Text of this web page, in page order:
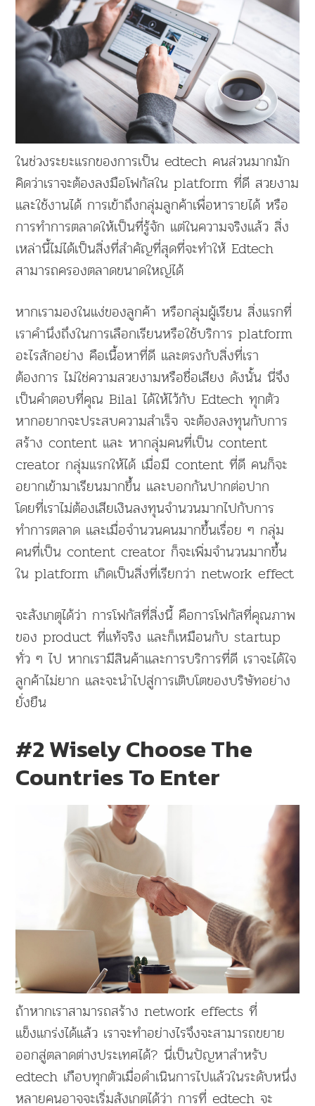
ในช่วงระยะแรกของการเป็น edtech คนส่วนมากมัก
คิดว่าเราจะต้องลงมือโฟกัสใน platform ที่ดี สวยงาม
และใช้งานได้ การเข้าถึงกลุ่มลูกค้าเพื่อหารายได้ หรือ
การทำการตลาดให้เป็นที่รู้จัก แต่ในความจริงแล้ว สิ่ง
เหล่านี้ไม่ได้เป็นสิ่งที่สำคัญที่สุดที่จะทำให้ Edtech
สามารถครองตลาดขนาดใหญ่ได้
หากเรามองในแง่ของลูกค้า หรือกลุ่มผู้เรียน สิ่งแรกที่
เราคำนึงถึงในการเลือกเรียนหรือใช้บริการ platform
อะไรสักอย่าง คือเนื้อหาที่ดี และตรงกับสิ่งที่เรา
ต้องการ ไม่ใช่ความสวยงามหรือชื่อเสียง ดังนั้น นี่จึง
เป็นคำตอบที่คุณ Bilal ได้ให้ไว้กับ Edtech ทุกตัว
หากอยากจะประสบความสำเร็จ จะต้องลงทุนกับการ
สร้าง content และ หากลุ่มคนที่เป็น content
creator กลุ่มแรกให้ได้ เมื่อมี content ที่ดี คนก็จะ
อยากเข้ามาเรียนมากขึ้น และบอกกันปากต่อปาก
โดยที่เราไม่ต้องเสียเงินลงทุนจำนวนมากไปกับการ
ทำการตลาด และเมื่อจำนวนคนมากขึ้นเรื่อย ๆ กลุ่ม
คนที่เป็น content creator ก็จะเพิ่มจำนวนมากขึ้น
ใน platform เกิดเป็นสิ่งที่เรียกว่า network effect
จะสังเกตุได้ว่า การโฟกัสที่สิ่งนี้ คือการโฟกัสที่คุณภาพ
ของ product ที่แท้จริง และก็เหมือนกับ startup
ทั่ว ๆ ไป หากเรามีสินค้าและการบริการที่ดี เราจะได้ใจ
ลูกค้าไม่ยาก และจะนำไปสู่การเติบโตของบริษัทอย่าง
ยั่งยืน
#2 Wisely Choose The
Countries To Enter
ถ้าหากเราสามารถสร้าง network effects ที่
แข็งแกร่งได้แล้ว เราจะทำอย่างไรจึงจะสามารถขยาย
ออกสู่ตลาดต่างประเทศได้? นี่เป็นปัญหาสำหรับ
edtech เกือบทุกตัวเมื่อดำเนินการไปแล้วในระดับหนึ่ง
หลายคนอาจจะเริ่มสังเกตได้ว่า การที่ edtech จะ